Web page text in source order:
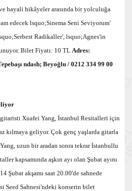
hayali hikâyeler arasında bir yolculuğa
edecek lsquo;Sinema Seni Seviyorum'
Radikaller', lsquo;Agnes'in
Bilet Fiyatı: 10 TL Adres:
ndash; Beyoğlu / 0212 334 99 00
Xuafei Yang, İstanbul Resitalleri için
kılmaya geliyor. Çok genç yaşlarda gitarla
uzun bir aradan sonra tekrar İstanbullu
kapsamında aşkın ayı olan Şubat ayını
Şubat akşamı saat 20.00'de sahnede
Seed Sahnesi'ndeki konserin bilet